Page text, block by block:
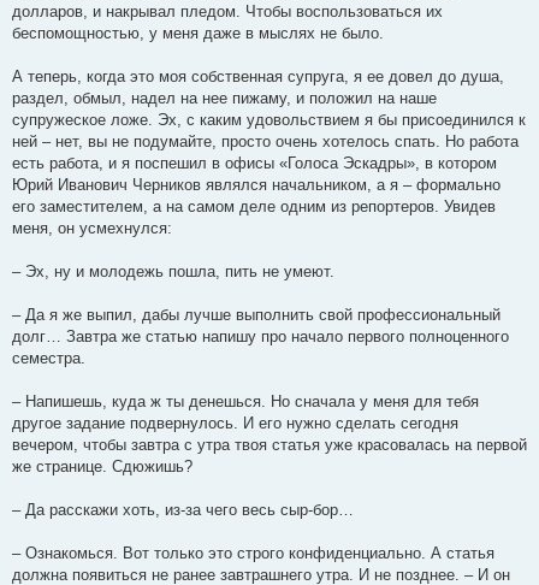
долларов, и накрывал пледом. Чтобы воспользоваться их
беспомощностью, у меня даже в мыслях не было.
А теперь, когда это моя собственная супруга, я ее довел до душа,
раздел, обмыл, надел на нее пижаму, и положил на наше
супружеское ложе. Эх, с каким удовольствием я бы присоединился к
ней – нет, вы не подумайте, просто очень хотелось спать. Но работа
есть работа, и я поспешил в офисы «Голоса Эскадры», в котором
Юрий Иванович Черников являлся начальником, а я – формально
его заместителем, а на самом деле одним из репортеров. Увидев
меня, он усмехнулся:
– Эх, ну и молодежь пошла, пить не умеют.
– Да я же выпил, дабы лучше выполнить свой профессиональный
долг… Завтра же статью напишу про начало первого полноценного
семестра.
– Напишешь, куда ж ты денешься. Но сначала у меня для тебя
другое задание подвернулось. И его нужно сделать сегодня
вечером, чтобы завтра с утра твоя статья уже красовалась на первой
же странице. Сдюжишь?
– Да расскажи хоть, из-за чего весь сыр-бор…
– Ознакомься. Вот только это строго конфиденциально. А статья
должна появиться не ранее завтрашнего утра. И не позднее. – И он